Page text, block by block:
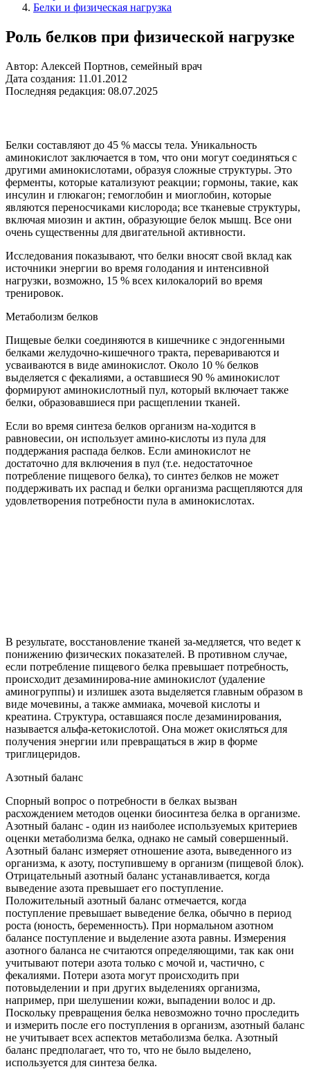
Белки и физическая нагрузка
Роль белков при физической нагрузке
Автор: Алексей Портнов, семейный врач
Дата создания: 11.01.2012
Последняя редакция: 08.07.2025
Белки составляют до 45 % массы тела. Уникальность
аминокислот заключается в том, что они могут соединяться с
другими аминокислотами, образуя сложные структуры. Это
ферменты, которые катализуют реакции; гормоны, такие, как
инсулин и глюкагон; гемоглобин и миоглобин, которые
являются переносчиками кислорода; все тканевые структуры,
включая миозин и актин, образующие белок мышц. Все они
очень существенны для двигательной активности.
Исследования показывают, что белки вносят свой вклад как
источники энергии во время голодания и интенсивной
нагрузки, возможно, 15 % всех килокалорий во время
тренировок.
Метаболизм белков
Пищевые белки соединяются в кишечнике с эндогенными
белками желудочно-кишечного тракта, перевариваются и
усваиваются в виде аминокислот. Около 10 % белков
выделяется с фекалиями, а оставшиеся 90 % аминокислот
формируют аминокислотный пул, который включает также
белки, образовавшиеся при расщеплении тканей.
Если во время синтеза белков организм на-ходится в
равновесии, он использует амино-кислоты из пула для
поддержания распада белков. Если аминокислот не
достаточно для включения в пул (т.е. недостаточное
потребление пищевого белка), то синтез белков не может
поддерживать их распад и белки организма расщепляются для
удовлетворения потребности пула в аминокислотах.
В результате, восстановление тканей за-медляется, что ведет к
понижению физических показателей. В противном случае,
если потребление пищевого белка превышает потребность,
происходит дезаминирова-ние аминокислот (удаление
аминогруппы) и излишек азота выделяется главным образом в
виде мочевины, а также аммиака, мочевой кислоты и
креатина. Структура, оставшаяся после дезаминирования,
называется альфа-кетокислотой. Она может окисляться для
получения энергии или превращаться в жир в форме
триглицеридов.
Азотный баланс
Спорный вопрос о потребности в белках вызван
расхождением методов оценки биосинтеза белка в организме.
Азотный баланс - один из наиболее используемых критериев
оценки метаболизма белка, однако не самый совершенный.
Азотный баланс измеряет отношение азота, выведенного из
организма, к азоту, поступившему в организм (пищевой блок).
Отрицательный азотный баланс устанавливается, когда
выведение азота превышает его поступление.
Положительный азотный баланс отмечается, когда
поступление превышает выведение белка, обычно в период
роста (юность, беременность). При нормальном азотном
балансе поступление и выделение азота равны. Измерения
азотного баланса не считаются определяющими, так как они
учитывают потери азота только с мочой и, частично, с
фекалиями. Потери азота могут происходить при
потовыделении и при других выделениях организма,
например, при шелушении кожи, выпадении волос и др.
Поскольку превращения белка невозможно точно проследить
и измерить после его поступления в организм, азотный баланс
не учитывает всех аспектов метаболизма белка. Азотный
баланс предполагает, что то, что не было выделено,
используется для синтеза белка.